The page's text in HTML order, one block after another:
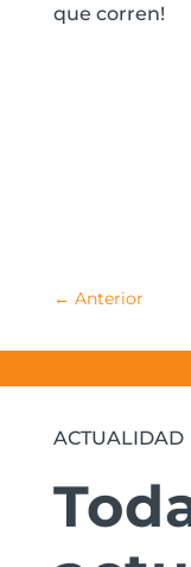
que corren!
← Anterior
ACTUALIDAD